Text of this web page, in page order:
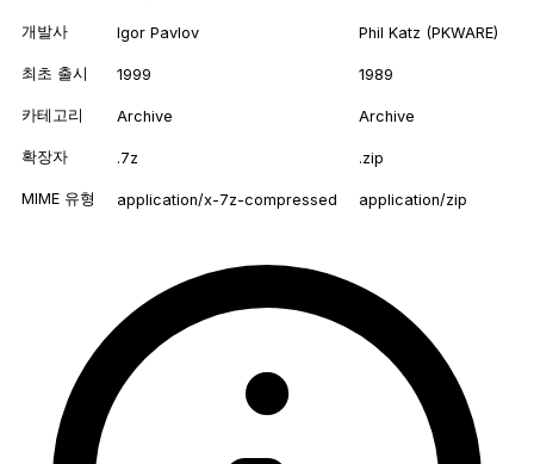
개발사 Igor Pavlov Phil Katz (PKWARE)
최초 출시 1999 1989
카테고리 Archive Archive
확장자 .7z .zip
MIME 유형 application/x-7z-compressed application/zip